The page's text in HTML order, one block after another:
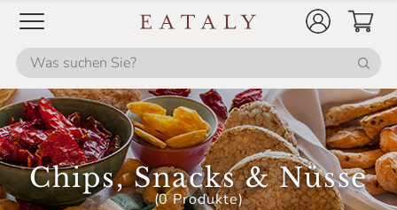
Chips, Snacks & Nüsse
(0 Produkte)